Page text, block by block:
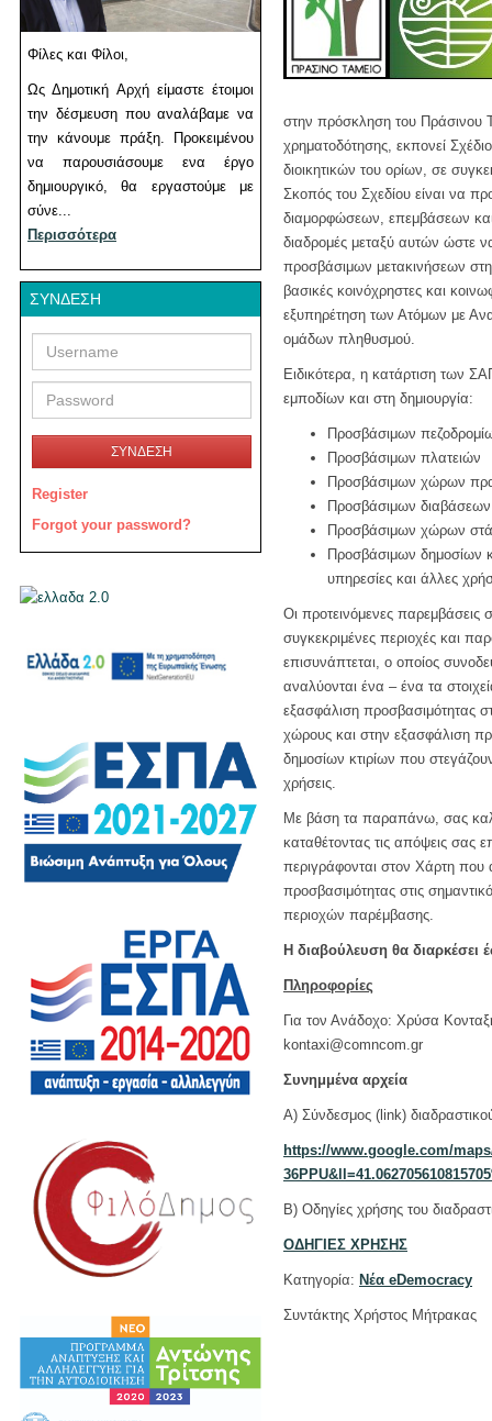
Φίλες και Φίλοι,
Ως Δημοτική Αρχή είμαστε έτοιμοι
την δέσμευση που αναλάβαμε να
την κάνουμε πράξη. Προκειμένου
να παρουσιάσουμε ενα έργο
δημιουργικό, θα εργαστούμε με
σύνε...
Περισσότερα
ΣΎΝΔΕΣΗ
Username
Password
ΣΥΝΔΕΣΗ
Register
Forgot your password?
στην πρόσκληση του Πράσινου
χρηματοδότησης, εκπονεί
διοικητικών του ορίων, σε
Σκοπός του Σχεδίου είναι να
διαμορφώσεων, επεμβάσεων
διαδρομές μεταξύ αυτών ώστε
προσβάσιμων μετακινήσεων
βασικές κοινόχρηστες και
εξυπηρέτηση των Ατόμων με
ομάδων πληθυσμού.
Ειδικότερα, η κατάρτιση των
εμποδίων και στη δημιουργία:
Προσβάσιμων
Προσβάσιμων πλατειών
Προσβάσιμων χώρων
Προσβάσιμων
Προσβάσιμων χώρων
Προσβάσιμων δημοσίων
υπηρεσίες και άλλες
Οι προτεινόμενες
συγκεκριμένες περιοχές και
επισυνάπτεται, ο οποίος
αναλύονται ένα – ένα τα
εξασφάλιση προσβασιμότητας
χώρους και στην εξασφάλιση
δημοσίων κτιρίων που
χρήσεις.
Με βάση τα παραπάνω, σας
καταθέτοντας τις απόψεις σας
περιγράφονται στον Χάρτη που
προσβασιμότητας στις
περιοχών παρέμβασης.
Η διαβούλευση θα διαρκέσει
Πληροφορίες
Για τον Ανάδοχο: Χρύσα
kontaxi@comncom.gr
Συνημμένα αρχεία
Α) Σύνδεσμος (link)
https://www.google.com/
Β) Οδηγίες χρήσης του
ΟΔΗΓΙΕΣ ΧΡΗΣΗΣ
Κατηγορία: Νέα eDemocracy
Συντάκτης Χρήστος Μήτρακας